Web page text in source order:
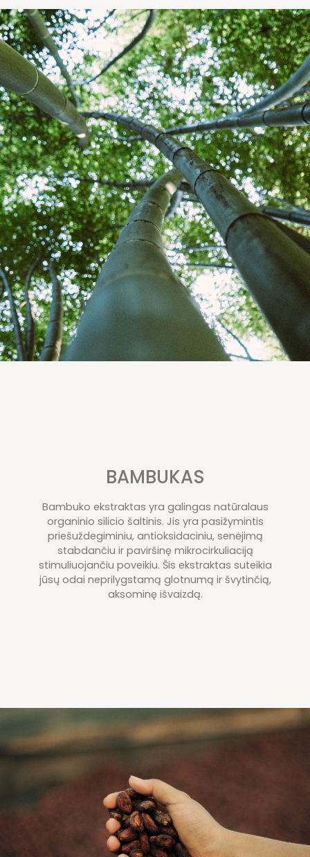
BAMBUKAS
Bambuko ekstraktas yra galingas natūralaus
organinio silicio šaltinis. Jis yra pasižymintis
priešuždegiminiu, antioksidaciniu, senėjimą
stabdančiu ir paviršinę mikrocirkuliaciją
stimuliuojančiu poveikiu. Šis ekstraktas suteikia
jūsų odai neprilygstamą glotnumą ir švytinčią,
aksominę išvaizdą.